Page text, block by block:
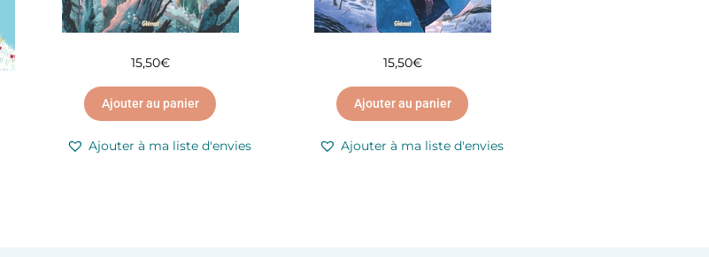
15,50€
Ajouter au panier
Ajouter à ma liste d'envies
15,50€
Ajouter au panier
Ajouter à ma liste d'envies